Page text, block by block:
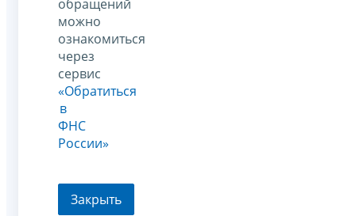
обращений
можно
ознакомиться
через
сервис
«Обратиться
в
ФНС
России»
Закрыть